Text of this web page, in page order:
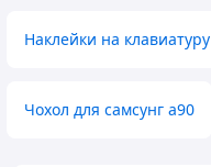
Наклейки на клавиатуру
Чохол для самсунг а90